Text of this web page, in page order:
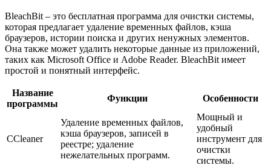
BleachBit – это бесплатная программа для очистки системы,
которая предлагает удаление временных файлов, кэша
браузеров, истории поиска и других ненужных элементов.
Она также может удалить некоторые данные из приложений,
таких как Microsoft Office и Adobe Reader. BleachBit имеет
простой и понятный интерфейс.
Название
программы
Функции Особенности
CCleaner
Удаление временных файлов,
кэша браузеров, записей в
реестре; удаление
нежелательных программ.
Мощный и
удобный
инструмент для
очистки
системы.